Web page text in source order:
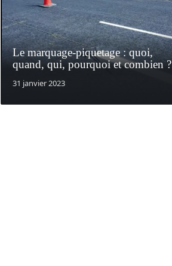
Le marquage-piquetage : quoi,
quand, qui, pourquoi et combien ?
31 janvier 2023